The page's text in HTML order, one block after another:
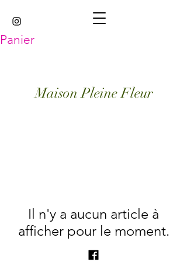
Panier
Maison Pleine Fleur
Il n'y a aucun article à
afficher pour le moment.